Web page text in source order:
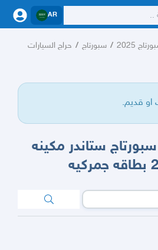
AR
2025
/ سبورتاج / حراج السيارات
قديم.
ستاندر مكينه